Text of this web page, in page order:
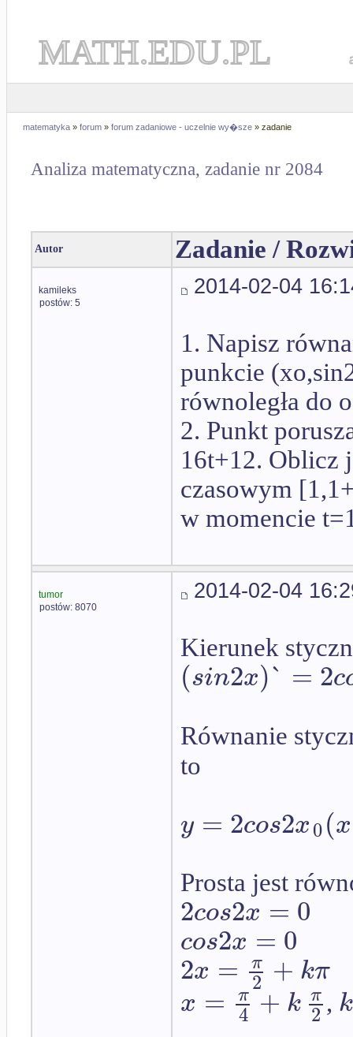
MATH.EDU.PL
matematyka » forum » forum zadaniowe - uczelnie wy�sze » zadanie
Analiza matematyczna, zadanie nr 2084
Autor Zadanie /
kamileks
postów: 5
2014-02-04
1. Napisz
punkcie
równoległa do
2. Punkt
16t+12. Oblicz
czasowym
w momencie
tumor
postów: 8070
2014-02-04
Kierunek
(sin2x)` = 2c
Równanie
to
y = 2cos2x0(x
Prosta jest
2cos2x = 0
cos2x = 0
2x = π
2 + kπ
x = π
4 + k π
2 , k